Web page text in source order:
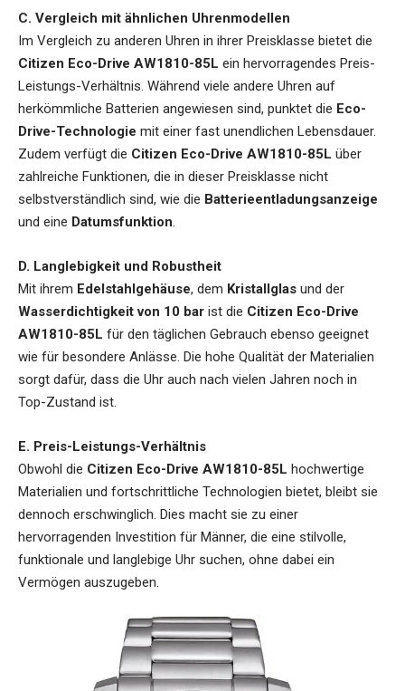
C. Vergleich mit ähnlichen Uhrenmodellen
Im Vergleich zu anderen Uhren in ihrer Preisklasse bietet die
Citizen Eco-Drive AW1810-85L ein hervorragendes Preis-
Leistungs-Verhältnis. Während viele andere Uhren auf
herkömmliche Batterien angewiesen sind, punktet die Eco-
Drive-Technologie mit einer fast unendlichen Lebensdauer.
Zudem verfügt die Citizen Eco-Drive AW1810-85L über
zahlreiche Funktionen, die in dieser Preisklasse nicht
selbstverständlich sind, wie die Batterieentladungsanzeige
und eine Datumsfunktion.
D. Langlebigkeit und Robustheit
Mit ihrem Edelstahlgehäuse, dem Kristallglas und der
Wasserdichtigkeit von 10 bar ist die Citizen Eco-Drive
AW1810-85L für den täglichen Gebrauch ebenso geeignet
wie für besondere Anlässe. Die hohe Qualität der Materialien
sorgt dafür, dass die Uhr auch nach vielen Jahren noch in
Top-Zustand ist.
E. Preis-Leistungs-Verhältnis
Obwohl die Citizen Eco-Drive AW1810-85L hochwertige
Materialien und fortschrittliche Technologien bietet, bleibt sie
dennoch erschwinglich. Dies macht sie zu einer
hervorragenden Investition für Männer, die eine stilvolle,
funktionale und langlebige Uhr suchen, ohne dabei ein
Vermögen auszugeben.